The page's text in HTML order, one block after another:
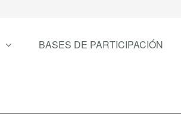
BASES DE PARTICIPACIÓN